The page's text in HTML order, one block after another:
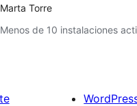
Marta Torre
Menos de 10 instalaciones